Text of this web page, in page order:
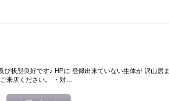
び状態良好です♪ HPに 登録出来ていない生体が 沢山居ま
来店ください。 ・対…